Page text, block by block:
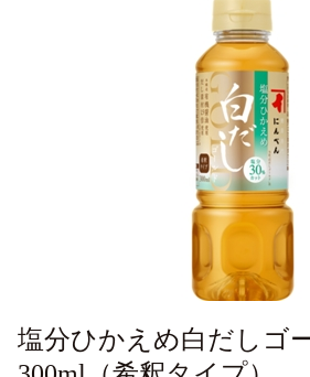
塩分ひかえめ白だしゴ